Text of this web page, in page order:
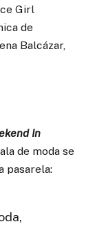
Girl
de
Balcázar,
In
de moda se
pasarela: